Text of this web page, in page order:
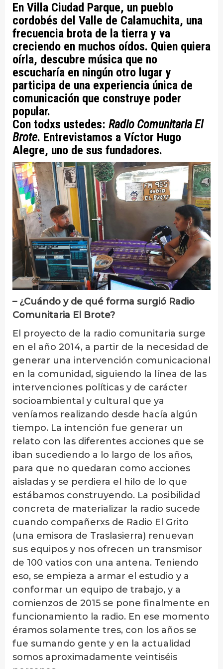
En Villa Ciudad Parque, un pueblo
cordobés del Valle de Calamuchita, una
frecuencia brota de la tierra y va
creciendo en muchos oídos. Quien quiera
oírla, descubre música que no
escucharía en ningún otro lugar y
participa de una experiencia única de
comunicación que construye poder
popular.
Con todxs ustedes: Radio Comunitaria El
Brote. Entrevistamos a Víctor Hugo
Alegre, uno de sus fundadores.
– ¿Cuándo y de qué forma surgió Radio
Comunitaria El Brote?
El proyecto de la radio comunitaria surge
en el año 2014, a partir de la necesidad de
generar una intervención comunicacional
en la comunidad, siguiendo la línea de las
intervenciones políticas y de carácter
socioambiental y cultural que ya
veníamos realizando desde hacía algún
tiempo. La intención fue generar un
relato con las diferentes acciones que se
iban sucediendo a lo largo de los años,
para que no quedaran como acciones
aisladas y se perdiera el hilo de lo que
estábamos construyendo. La posibilidad
concreta de materializar la radio sucede
cuando compañerxs de Radio El Grito
(una emisora de Traslasierra) renuevan
sus equipos y nos ofrecen un transmisor
de 100 vatios con una antena. Teniendo
eso, se empieza a armar el estudio y a
conformar un equipo de trabajo, y a
comienzos de 2015 se pone finalmente en
funcionamiento la radio. En ese momento
éramos solamente tres, con los años se
fue sumando gente y en la actualidad
somos aproximadamente veintiséis